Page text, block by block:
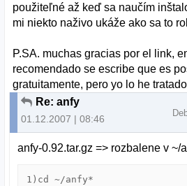
použiteľné až keď sa naučím
mi niekto naživo ukáže ako sa to
P.SA. muchas gracias por el link,
recomendado se escribe que es
gratuitamente, pero yo lo he
Re: anfy
01.12.2007 | 08:46
anfy-0.92.tar.gz => rozbalene v ~/
1)cd ~/anfy*